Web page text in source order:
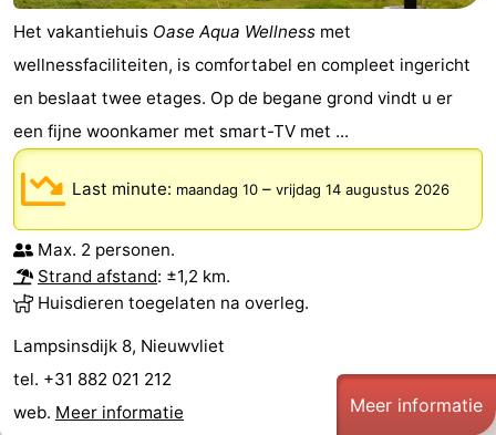
Het vakantiehuis Oase Aqua Wellness met
wellnessfaciliteiten, is comfortabel en compleet ingericht
en beslaat twee etages. Op de begane grond vindt u er
een fijne woonkamer met smart-TV met ...
Last minute: maandag 10 – vrijdag 14 augustus 2026
Max. 2 personen.
Strand afstand: ±1,2 km.
Huisdieren toegelaten na overleg.
Lampsinsdijk 8, Nieuwvliet
tel. +31 882 021 212
web. Meer informatie Meer informatie